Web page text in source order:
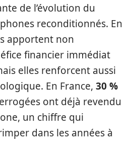
de l’évolution du
reconditionnés. En
apportent non
financier immédiat
elles renforcent aussi
En France, 30 %
ont déjà revendu
un chiffre qui
dans les années à